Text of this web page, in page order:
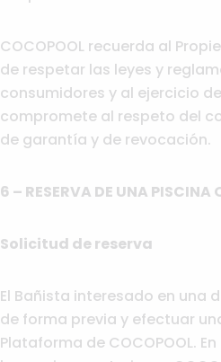
COCOPOOL recuerda al
de respetar las leyes y
consumidores y al ejercicio
compromete al respeto del
de garantía y de revocación.
6 – RESERVA DE UNA PISCINA
Solicitud de reserva
El Bañista interesado en una
de forma previa y efectuar
Plataforma de COCOPOOL.